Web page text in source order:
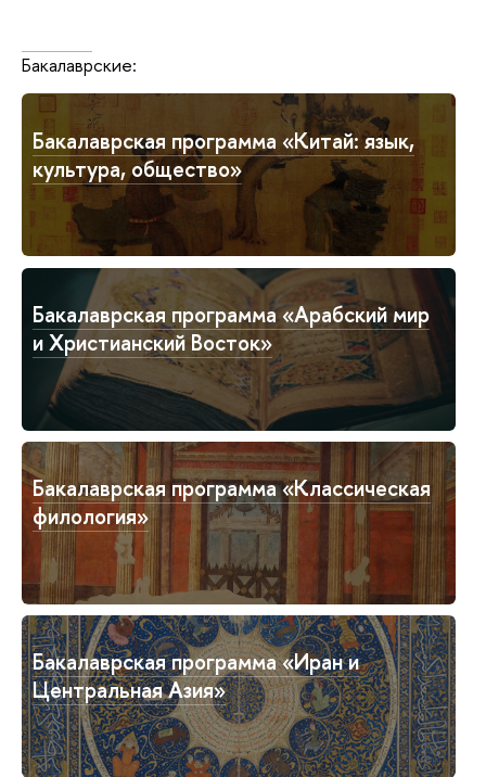
Бакалаврские:
Бакалаврская программа «Китай: язык,
культура, общество»
Бакалаврская программа «Арабский мир
и Христианский Восток»
Бакалаврская программа «Классическая
филология»
Бакалаврская программа «Иран и
Центральная Азия»